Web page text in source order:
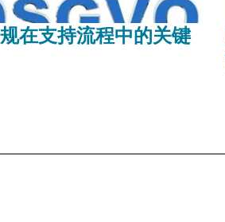
在支持流程中的关键